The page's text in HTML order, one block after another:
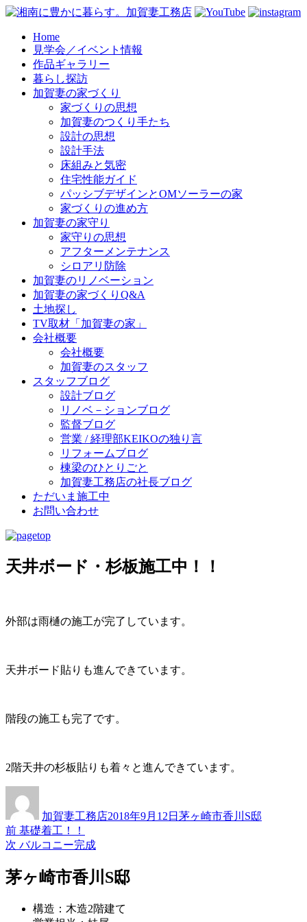
Home
見学会／イベント情報
作品ギャラリー
暮らし探訪
加賀妻の家づくり
家づくりの思想
加賀妻のつくり手たち
設計の思想
設計手法
床組みと気密
住宅性能ガイド
パッシブデザインとOMソーラーの家
家づくりの進め方
加賀妻の家守り
家守りの思想
アフターメンテナンス
シロアリ防除
加賀妻のリノベーション
加賀妻の家づくりQ&A
土地探し
TV取材「加賀妻の家」
会社概要
会社概要
加賀妻のスタッフ
スタッフブログ
設計ブログ
リノベ－ションブログ
監督ブログ
営業 / 経理部KEIKOの独り言
リフォームブログ
棟梁のひとりごと
加賀妻工務店の社長ブログ
ただいま施工中
お問い合わせ
天井ボード・杉板施工中！！
外部は雨樋の施工が完了しています。
天井ボード貼りも進んできています。
階段の施工も完了です。
2階天井の杉板貼りも着々と進んできています。
者加賀妻工務店日:
2018年9月12日ゴ
茅ヶ崎市香川S邸
投
稿
ナ
前 過
去
投
稿:
基礎着工！！
次 次
投
稿:
バルコニー完成
茅ヶ崎市香川S邸
構造：木造2階建て